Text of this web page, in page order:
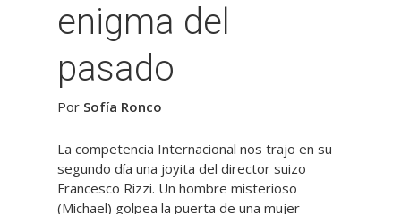
enigma del
pasado
Por Sofía Ronco
La competencia Internacional nos trajo en su
segundo día una joyita del director suizo
Francesco Rizzi. Un hombre misterioso
(Michael) golpea la puerta de una mujer